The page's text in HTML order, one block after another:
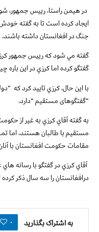
در هيمن راستا، رييس جمهور،
ايجاد كرده است تا به گفته
جنگ در افغانستان داشته باشند.
گفته مي شود كه رييس جمهور
گفتگو كرده اما كرزي در اين باره
با اين حال، كرزي تاييد كرد كه
“گفتگوهای مستقیم “دارد.
به گفته آقاي كرزي به غير از
مستقيم با طالبان هستند، اما
مقامات حكومت افغانستان با
آقاي كرزي در گفتگو با رسانه
درافغانستان را سه سال ذكر
به اشتراک بگذارید ۰